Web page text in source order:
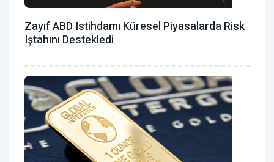
Zayıf ABD Istihdamı Küresel Piyasalarda Risk
Iştahını Destekledi